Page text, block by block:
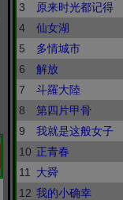
3
原来时光都记得
4
仙女湖
5
多情城市
6
解放
7
斗羅大陸
8
第四片甲骨
9
我就是这般女子
10 正青春
11
大舜
12 我的小确幸